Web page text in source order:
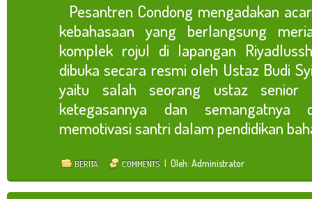
Pesantren Condong mengadakan
kebahasaan yang berlangsung
komplek rojul di lapangan
dibuka secara resmi oleh Ustaz Budi
yaitu salah seorang ustaz senior
ketegasannya dan
memotivasi santri dalam pendidikan
BERITA COMMENTS | Oleh: Administrator